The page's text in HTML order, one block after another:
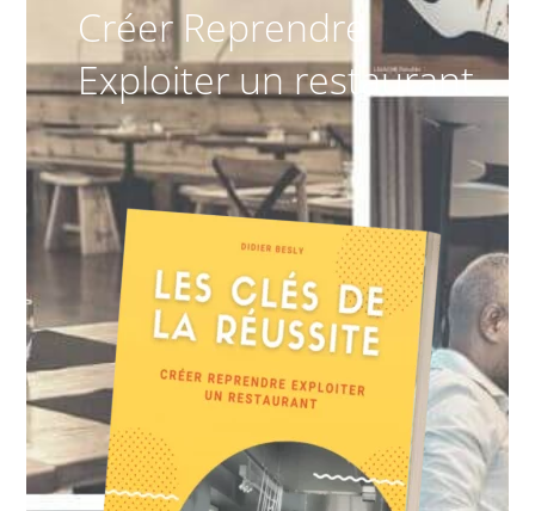
Créer Reprendre
Exploiter un restaurant